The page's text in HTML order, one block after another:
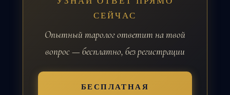
СЕЙЧАС
Опытный таролог ответит на твой
вопрос — бесплатно, без регистрации
БЕСПЛАТНАЯ